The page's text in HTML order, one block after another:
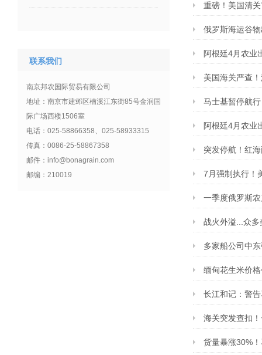
联系我们
南京邦农国际贸易有限公司
地址：南京市建邺区楠溪江东街85号金润国
际广场西楼1506室
电话：025-58866358、025-58933315
传真：0086-25-58867358
邮件：info@bonagrain.com
邮编：210019
重磅！美国清
俄罗斯海运谷
阿根廷4月农业
美国海关严查
马士基暂停航行
阿根廷4月农业
突发停航！红
7月强制执行！
一季度俄罗斯
战火外溢...众
多家船公司中
缅甸花生米价
长江和记：警
海关突发查扣
货量暴涨30%